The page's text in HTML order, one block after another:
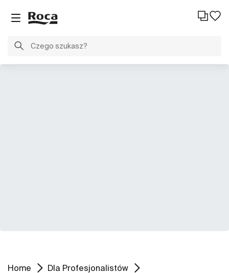
Home
Dla Profesjonalistów